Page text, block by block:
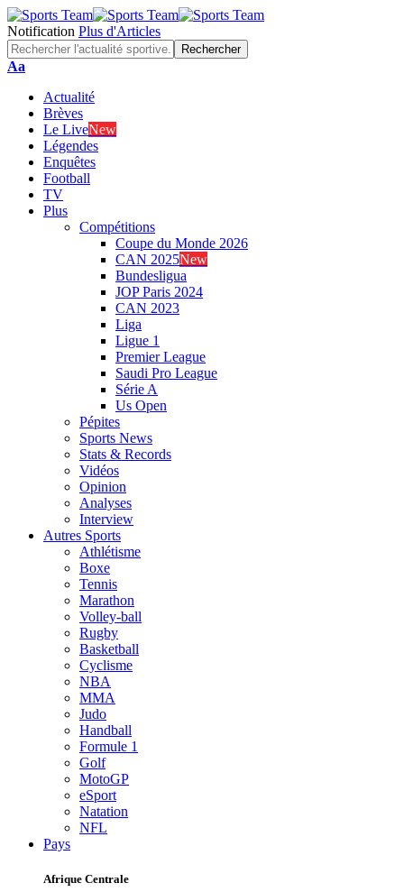
Notification Plus d'Articles
Font
Aa
Actualité
Brèves
Le LiveNew
Légendes
Enquêtes
Football
TV
Plus
Compétitions
Coupe du Monde 2026
CAN 2025New
Bundesligua
JOP Paris 2024
CAN 2023
Liga
Ligue 1
Premier League
Saudi Pro League
Série A
Us Open
Pépites
Sports News
Stats & Records
Vidéos
Opinion
Analyses
Interview
Autres Sports
Athlétisme
Boxe
Tennis
Marathon
Volley-ball
Rugby
Basketball
Cyclisme
NBA
MMA
Judo
Handball
Formule 1
Golf
MotoGP
eSport
Natation
NFL
Pays
Afrique Centrale